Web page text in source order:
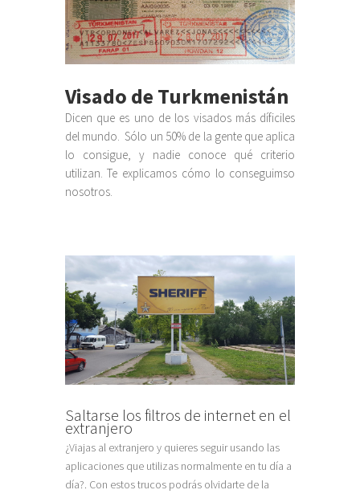
Visado de Turkmenistán
Dicen que es uno de los visados más díficiles
del mundo. Sólo un 50% de la gente que aplica
lo consigue, y nadie conoce qué criterio
utilizan. Te explicamos cómo lo conseguimso
nosotros.
Saltarse los filtros de internet en el
extranjero
¿Viajas al extranjero y quieres seguir usando las
aplicaciones que utilizas normalmente en tu día a
día?. Con estos trucos podrás olvidarte de la